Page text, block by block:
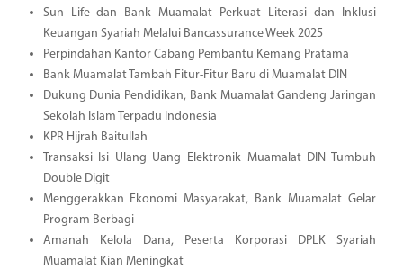
Sun Life dan Bank Muamalat Perkuat Literasi dan Inklusi
Keuangan Syariah Melalui Bancassurance Week 2025
Perpindahan Kantor Cabang Pembantu Kemang Pratama
Bank Muamalat Tambah Fitur-Fitur Baru di Muamalat DIN
Dukung Dunia Pendidikan, Bank Muamalat Gandeng Jaringan
Sekolah Islam Terpadu Indonesia
KPR Hijrah Baitullah
Transaksi Isi Ulang Uang Elektronik Muamalat DIN Tumbuh
Double Digit
Menggerakkan Ekonomi Masyarakat, Bank Muamalat Gelar
Program Berbagi
Amanah Kelola Dana, Peserta Korporasi DPLK Syariah
Muamalat Kian Meningkat